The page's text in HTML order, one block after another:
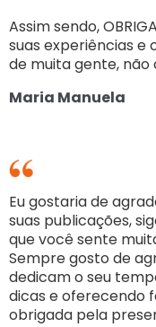
Assim sendo,
suas experiências e
de muita gente, não
Maria Manuela
Eu gostaria de
suas publicações,
que você sente
Sempre gosto de
dedicam o seu
dicas e oferecendo
obrigada pela